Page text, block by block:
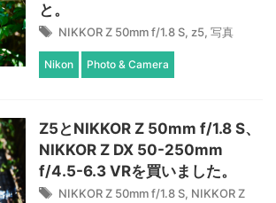
と。
NIKKOR Z 50mm f/1.8 S, z5, 写真
Nikon Photo & Camera
Z5とNIKKOR Z 50mm f/1.8 S、
NIKKOR Z DX 50-250mm
f/4.5-6.3 VRを買いました。
NIKKOR Z 50mm f/1.8 S, NIKKOR Z